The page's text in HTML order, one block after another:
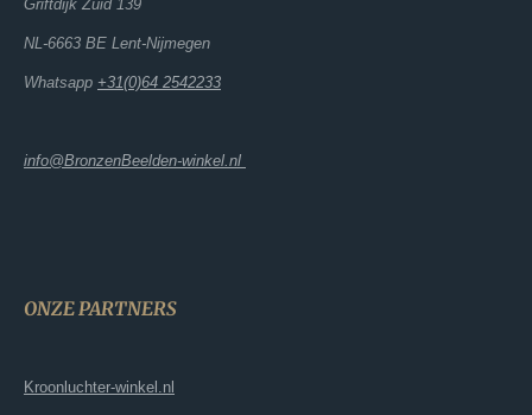
Griftdijk Zuid 139
NL-6663 BE Lent-Nijmegen
Whatsapp +31(0)64 2542233
info@BronzenBeelden-winkel.nl
ONZE PARTNERS
Kroonluchter-winkel.nl